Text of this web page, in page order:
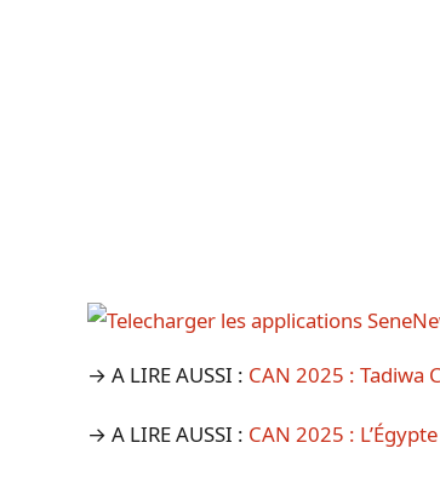
→ A LIRE AUSSI : CAN 2025 : Tadiwa
→ A LIRE AUSSI : CAN 2025 :